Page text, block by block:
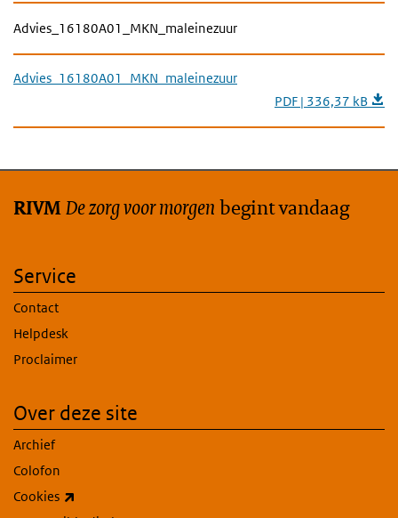
Advies_16180A01_MKN_maleinezuur
Advies_16180A01_MKN_maleinezuur
PDF | 336,37 kB
RIVMDe zorg voor morgen begint vandaag
Service
Contact
Helpdesk
Proclaimer
Over deze site
Archief
Colofon
Cookies